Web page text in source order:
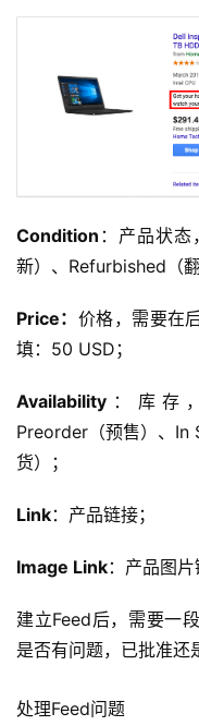
Condition ：产品状
新）、Refurbished（
Price： 价格，需要在
填：50 USD；
Availability ：库存
Preorder（预售）、
货）；
Link：产品链接；
Image Link：产品图片
建立Feed后，需要一
是否有问题，已批准还
处理Feed问题